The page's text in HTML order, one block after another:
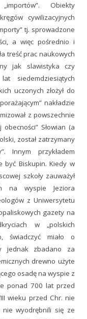
Obiekty
cywilizacyjnych
tj. sprowadzone
a więc pośrednio i
treść prac naukowych
jak slawistyka czy
siedemdziesiątych
uczonych złożył do
nakładzie
z powszechnie
Słowian (a
został zatrzymany
Innym przykładem
być Biskupin. Kiedy w
szkoły zauważył
na wyspie Jeziora
z Uniwersytetu
gazety na
w „polskich
świadczyć miało o
jednak zbadano za
drewno użyte
osadę na wyspie z
ponad 700 lat przed
wieku przed Chr. nie
nie wyodrębnili się ze